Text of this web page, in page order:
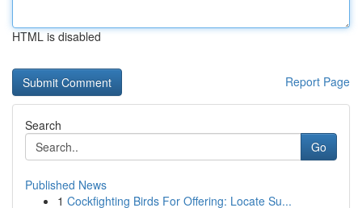
HTML is disabled
Report Page
Search
Go
Published News
1 Cockfighting Birds For Offering: Locate Su...